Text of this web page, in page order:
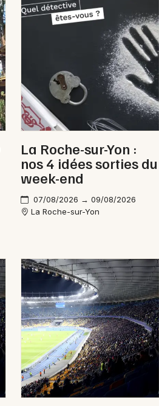
La Roche-sur-Yon :
nos 4 idées sorties du
week-end
07/08/2026 → 09/08/2026
La Roche-sur-Yon